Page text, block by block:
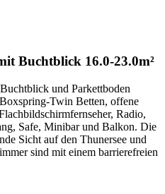
Buchtblick 16.0-23.0m²
und Parkettboden
Twin Betten, offene
Radio,
Safe, Minibar und Balkon. Die
Sicht auf den Thunersee und
sind mit einem barrierefreien